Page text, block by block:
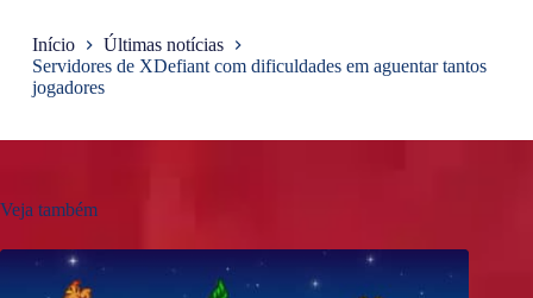
Início
Últimas notícias
Servidores de XDefiant com dificuldades em aguentar tantos
jogadores
Veja também